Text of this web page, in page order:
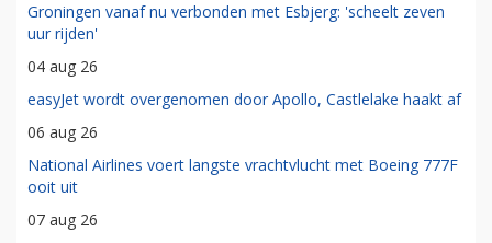
Groningen vanaf nu verbonden met Esbjerg: 'scheelt zeven
uur rijden'
04 aug 26
easyJet wordt overgenomen door Apollo, Castlelake haakt af
06 aug 26
National Airlines voert langste vrachtvlucht met Boeing 777F
ooit uit
07 aug 26